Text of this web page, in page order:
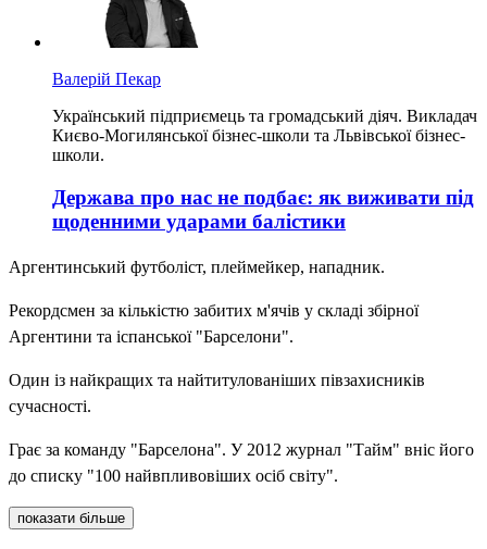
Валерій Пекар
Український підприємець та громадський діяч. Викладач
Києво-Могилянської бізнес-школи та Львівської бізнес-
школи.
Держава про нас не подбає: як виживати під
щоденними ударами балістики
Аргентинський футболіст, плеймейкер, нападник.
Рекордсмен за кількістю забитих м'ячів у складі збірної
Аргентини та іспанської "Барселони".
Один із найкращих та найтитулованіших півзахисників
сучасності.
Грає за команду "Барселона". У 2012 журнал "Тайм" вніс його
до списку "100 найвпливовіших осіб світу".
показати більше